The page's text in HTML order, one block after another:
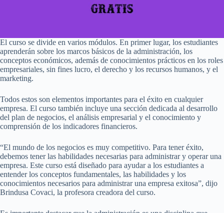
El curso se divide en varios módulos. En primer lugar, los estudiantes
aprenderán sobre los marcos básicos de la administración, los
conceptos económicos, además de conocimientos prácticos en los roles
empresariales, sin fines lucro, el derecho y los recursos humanos, y el
marketing.
Todos estos son elementos importantes para el éxito en cualquier
empresa. El curso también incluye una sección dedicada al desarrollo
del plan de negocios, el análisis empresarial y el conocimiento y
comprensión de los indicadores financieros.
“El mundo de los negocios es muy competitivo. Para tener éxito,
debemos tener las habilidades necesarias para administrar y operar una
empresa. Este curso está diseñado para ayudar a los estudiantes a
entender los conceptos fundamentales, las habilidades y los
conocimientos necesarios para administrar una empresa exitosa”, dijo
Brindusa Covaci, la profesora creadora del curso.